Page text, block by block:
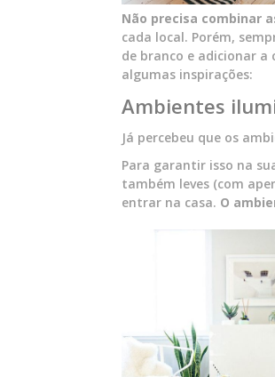
Não precisa combinar
cada local. Porém,
de branco e adicionar a
algumas inspirações:
Ambientes
Já percebeu que os
Para garantir isso na
também leves (com
entrar na casa. O